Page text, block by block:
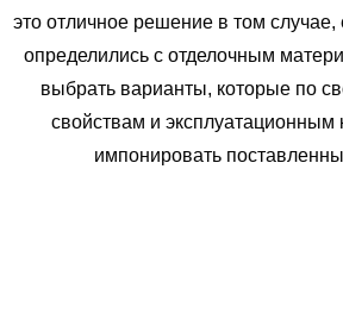
это отличное решение в том
определились с отделочным
выбрать варианты, которые по
свойствам и эксплуатационным
импонировать